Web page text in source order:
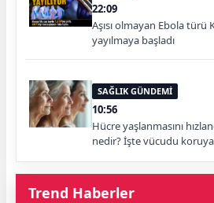
22:09
Aşısı olmayan Ebola türü
yayılmaya başladı
SAĞLIK GÜNDEMİ
10:56
Hücre yaşlanmasını
nedir? İşte vücudu
Trend Haberler